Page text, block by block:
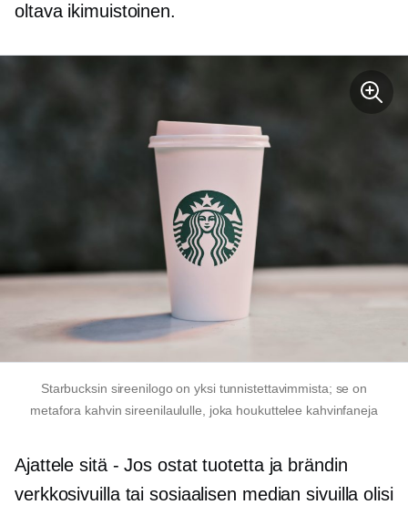
oltava ikimuistoinen.
Starbucksin sireenilogo on yksi tunnistettavimmista; se on
metafora kahvin sireenilaululle, joka houkuttelee kahvinfaneja
Ajattele sitä - Jos ostat tuotetta ja brändin
verkkosivuilla tai sosiaalisen median sivuilla olisi